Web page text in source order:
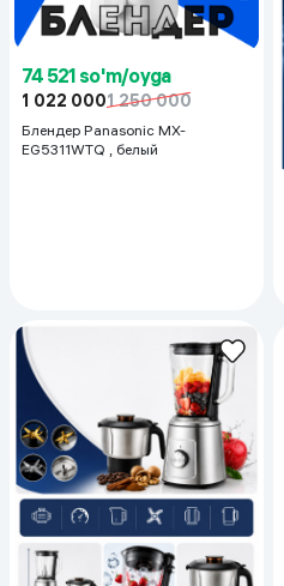
74 521 so'm/oyga
1 022 0001 250 000
Блендер Panasonic MX-
EG5311WTQ , белый